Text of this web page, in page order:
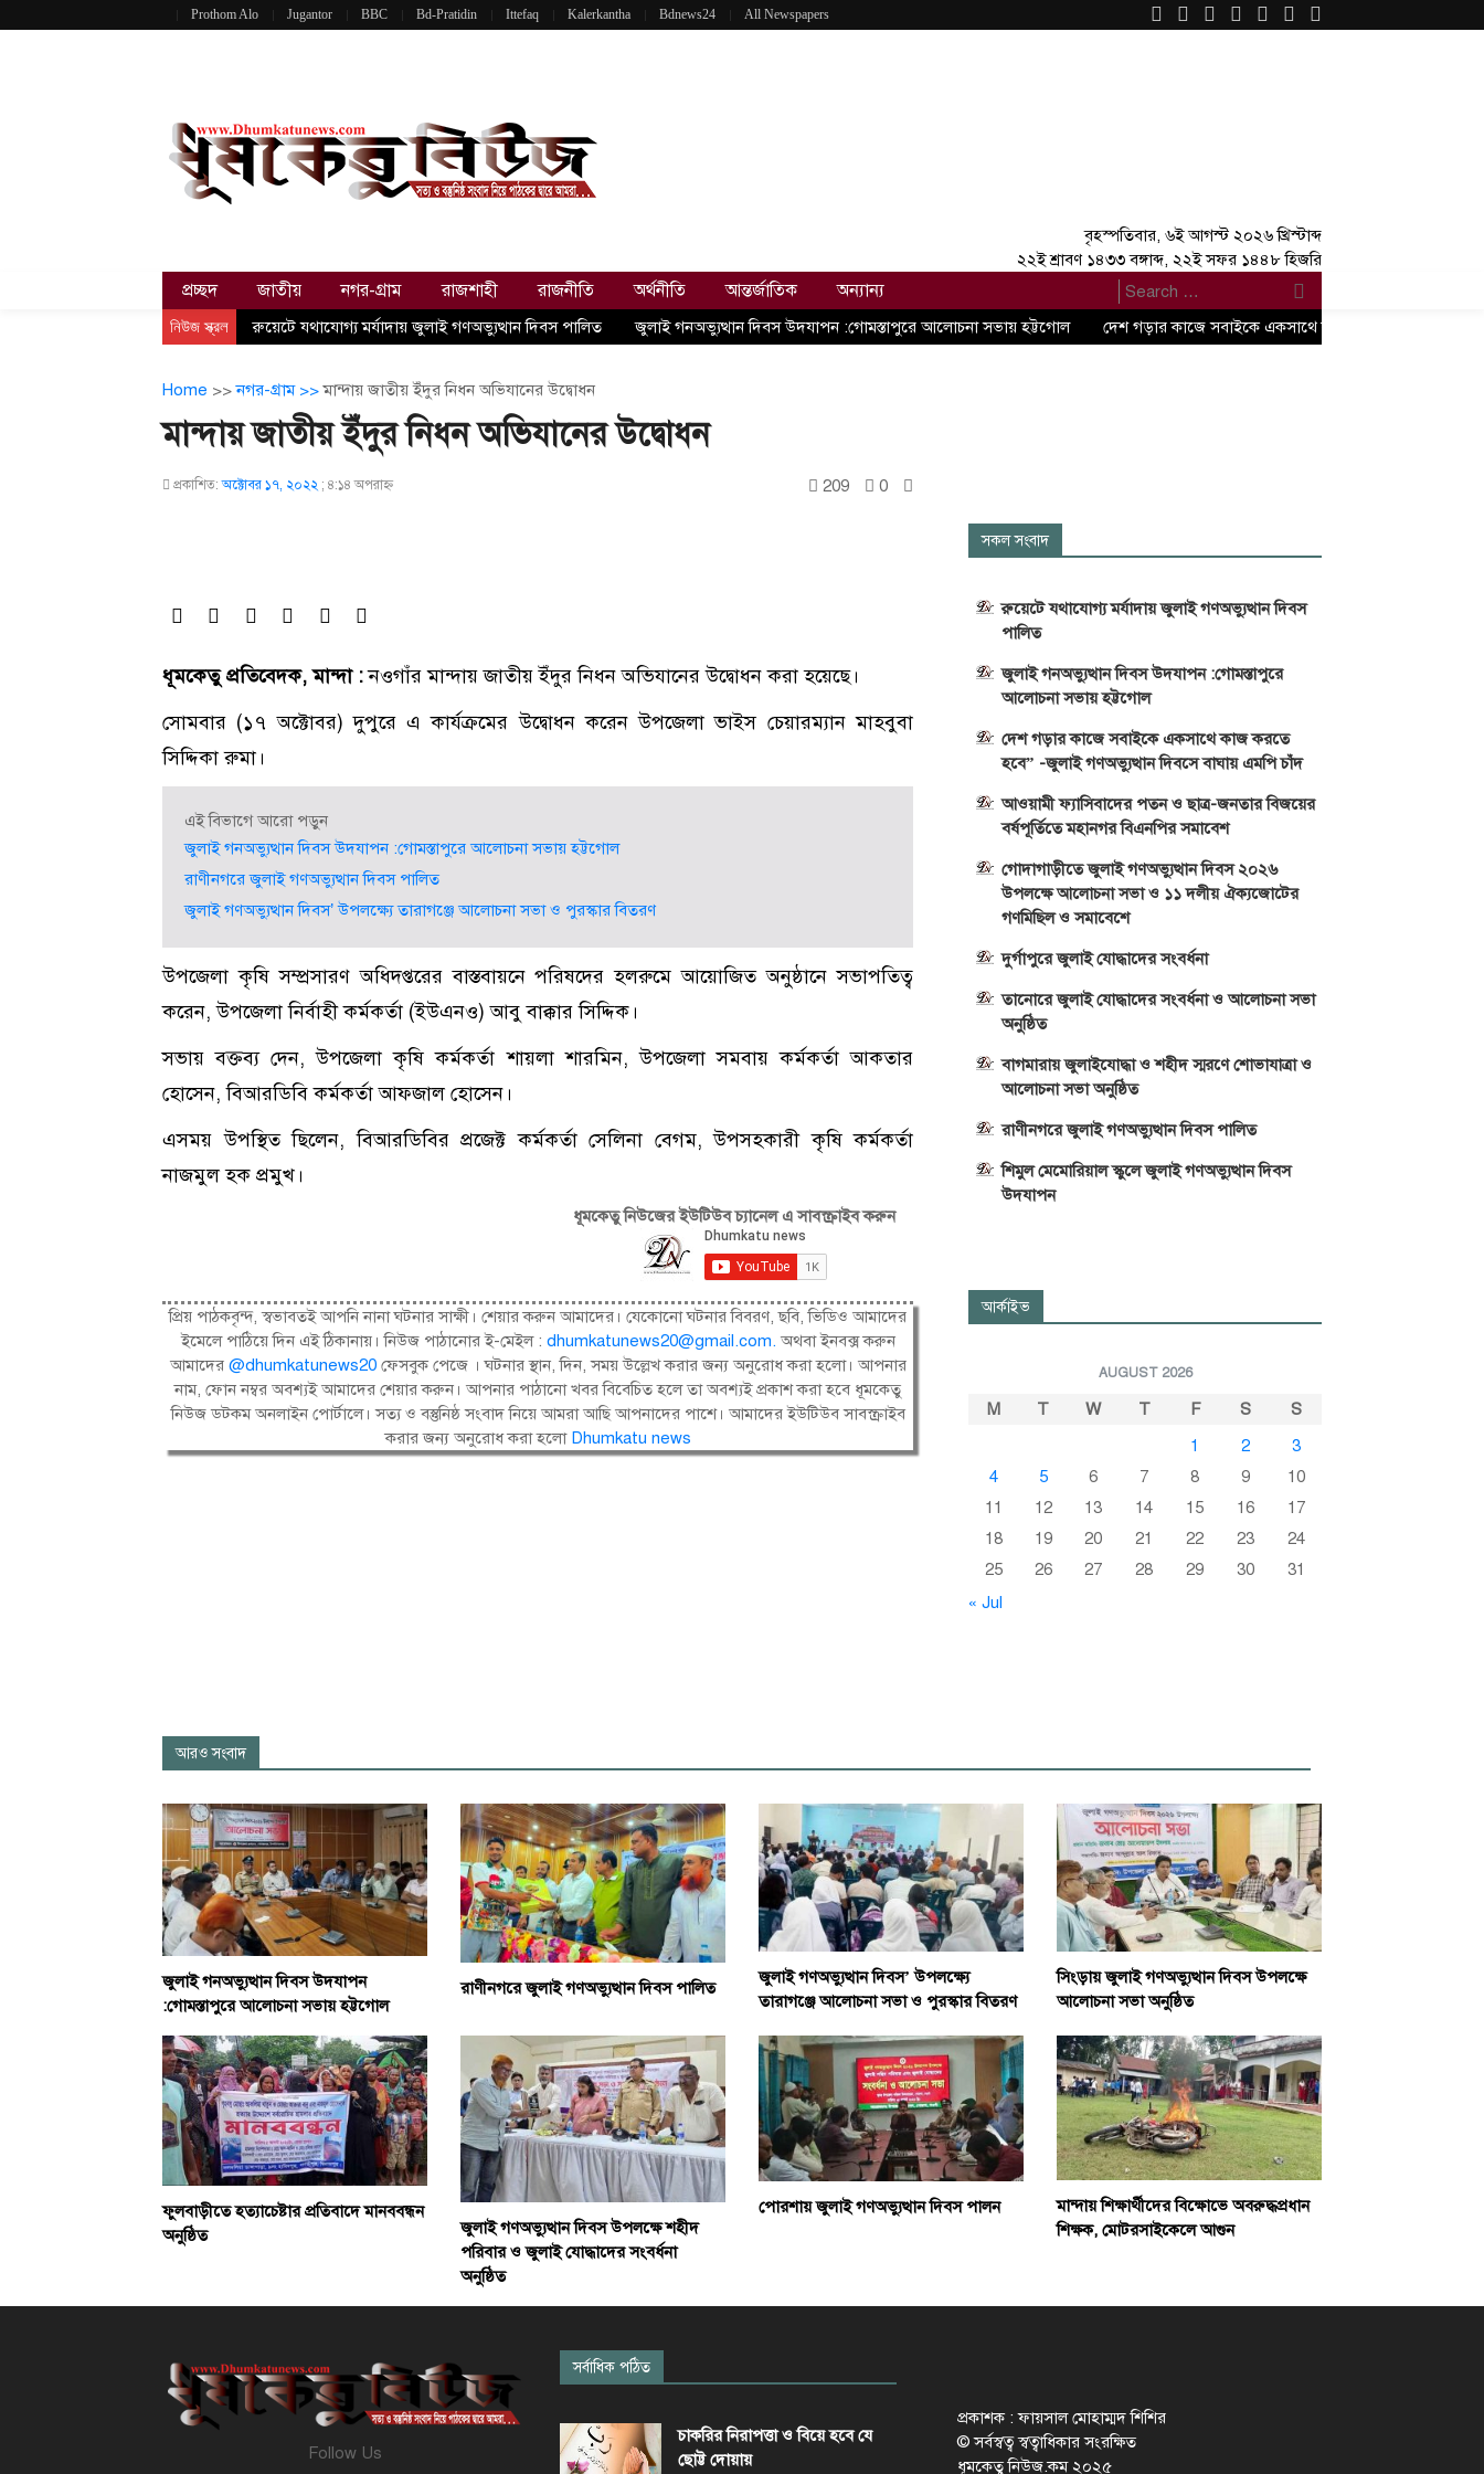
Prothom Alo Jugantor BBC Bd-Pratidin Ittefaq Kalerkantha Bdnews24 All Newspapers
বৃহস্পতিবার, ৬ই আগস্ট ২০২৬ খ্রিস্টাব্দ
২২ই শ্রাবণ ১৪৩৩ বঙ্গাব্দ, ২২ই সফর ১৪৪৮ হিজরি
প্রচ্ছদ জাতীয় নগর-গ্রাম রাজশাহী রাজনীতি অর্থনীতি আন্তর্জাতিক অন্যান্য
×
নিউজ স্ক্রল রুয়েটে যথাযোগ্য মর্যাদায় জুলাই গণঅভ্যুত্থান দিবস পালিত জুলাই গনঅভ্যুত্থান দিবস উদযাপন :গোমস্তাপুরে আলোচনা সভায় হট্টগোল দেশ গড়ার কাজে সবাইকে একসাথে কাজ করতে হবে” -জুলাই
Home >>নগর-গ্রাম >>মান্দায় জাতীয় ইঁদুর নিধন অভিযানের উদ্বোধন
মান্দায় জাতীয় ইঁদুর নিধন অভিযানের উদ্বোধন
প্রকাশিত:অক্টোবর ১৭, ২০২২ ; ৪:১৪ অপরাহ্ণ 209 0
ধূমকেতু প্রতিবেদক, মান্দা :নওগাঁর মান্দায় জাতীয় ইঁদুর নিধন অভিযানের উদ্বোধন করা হয়েছে।
সোমবার (১৭ অক্টোবর) দুপুরে এ কার্যক্রমের উদ্বোধন করেন উপজেলা ভাইস চেয়ারম্যান মাহবুবা
সিদ্দিকা রুমা।
এই বিভাগে আরো পড়ুন
জুলাই গনঅভ্যুত্থান দিবস উদযাপন :গোমস্তাপুরে আলোচনা সভায় হট্টগোল
রাণীনগরে জুলাই গণঅভ্যুত্থান দিবস পালিত
জুলাই গণঅভ্যুত্থান দিবস’ উপলক্ষ্যে তারাগঞ্জে আলোচনা সভা ও পুরস্কার বিতরণ
উপজেলা কৃষি সম্প্রসারণ অধিদপ্তরের বাস্তবায়নে পরিষদের হলরুমে আয়োজিত অনুষ্ঠানে সভাপতিত্ব
করেন, উপজেলা নির্বাহী কর্মকর্তা (ইউএনও) আবু বাক্কার সিদ্দিক।
সভায় বক্তব্য দেন, উপজেলা কৃষি কর্মকর্তা শায়লা শারমিন, উপজেলা সমবায় কর্মকর্তা আকতার
হোসেন, বিআরডিবি কর্মকর্তা আফজাল হোসেন।
এসময় উপস্থিত ছিলেন, বিআরডিবির প্রজেক্ট কর্মকর্তা সেলিনা বেগম, উপসহকারী কৃষি কর্মকর্তা
নাজমুল হক প্রমুখ।
ধূমকেতু নিউজের ইউটিউব চ্যানেল এ সাবস্ক্রাইব করুন
প্রিয় পাঠকবৃন্দ, স্বভাবতই আপনি নানা ঘটনার সাক্ষী। শেয়ার করুন আমাদের। যেকোনো ঘটনার বিবরণ, ছবি, ভিডিও আমাদের
ইমেলে পাঠিয়ে দিন এই ঠিকানায়। নিউজ পাঠানোর ই-মেইল : dhumkatunews20@gmail.com. অথবা ইনবক্স করুন
আমাদের@dhumkatunews20 ফেসবুক পেজে । ঘটনার স্থান, দিন, সময় উল্লেখ করার জন্য অনুরোধ করা হলো। আপনার
নাম, ফোন নম্বর অবশ্যই আমাদের শেয়ার করুন। আপনার পাঠানো খবর বিবেচিত হলে তা অবশ্যই প্রকাশ করা হবে ধূমকেতু
নিউজ ডটকম অনলাইন পোর্টালে। সত্য ও বস্তুনিষ্ঠ সংবাদ নিয়ে আমরা আছি আপনাদের পাশে। আমাদের ইউটিউব সাবস্ক্রাইব
করার জন্য অনুরোধ করা হলো Dhumkatu news
সকল সংবাদ
রুয়েটে যথাযোগ্য মর্যাদায় জুলাই গণঅভ্যুত্থান দিবস
পালিত
জুলাই গনঅভ্যুত্থান দিবস উদযাপন :গোমস্তাপুরে
আলোচনা সভায় হট্টগোল
দেশ গড়ার কাজে সবাইকে একসাথে কাজ করতে
হবে” -জুলাই গণঅভ্যুত্থান দিবসে বাঘায় এমপি চাঁদ
আওয়ামী ফ্যাসিবাদের পতন ও ছাত্র-জনতার বিজয়ের
বর্ষপূর্তিতে মহানগর বিএনপির সমাবেশ
গোদাগাড়ীতে জুলাই গণঅভ্যুত্থান দিবস ২০২৬
উপলক্ষে আলোচনা সভা ও ১১ দলীয় ঐক্যজোটের
গণমিছিল ও সমাবেশে
দুর্গাপুরে জুলাই যোদ্ধাদের সংবর্ধনা
তানোরে জুলাই যোদ্ধাদের সংবর্ধনা ও আলোচনা সভা
অনুষ্ঠিত
বাগমারায় জুলাইযোদ্ধা ও শহীদ স্মরণে শোভাযাত্রা ও
আলোচনা সভা অনুষ্ঠিত
রাণীনগরে জুলাই গণঅভ্যুত্থান দিবস পালিত
শিমুল মেমোরিয়াল স্কুলে জুলাই গণঅভ্যুত্থান দিবস
উদযাপন
আর্কাইভ
AUGUST 2026
M T W T F S
S
1
2
3
4
5 6 7 8 9
10
11
12 13 14 15 16
17
18
19 20 21 22 23
24
25
26 27 28 29 30
31
« Jul
আরও সংবাদ
জুলাই গনঅভ্যুত্থান দিবস উদযাপন
:গোমস্তাপুরে আলোচনা সভায় হট্টগোল
রাণীনগরে জুলাই গণঅভ্যুত্থান দিবস পালিত
জুলাই গণঅভ্যুত্থান দিবস’ উপলক্ষ্যে
তারাগঞ্জে আলোচনা সভা ও পুরস্কার বিতরণ
সিংড়ায় জুলাই গণঅভ্যুত্থান দিবস উপলক্ষে
আলোচনা সভা অনুষ্ঠিত
ফুলবাড়ীতে হত্যাচেষ্টার প্রতিবাদে মানববন্ধন
অনুষ্ঠিত
জুলাই গণঅভ্যুত্থান দিবস উপলক্ষে শহীদ
পরিবার ও জুলাই যোদ্ধাদের সংবর্ধনা
অনুষ্ঠিত
পোরশায় জুলাই গণঅভ্যুত্থান দিবস পালন
মান্দায় শিক্ষার্থীদের বিক্ষোভে অবরুদ্ধপ্রধান
শিক্ষক, মোটরসাইকেলে আগুন
Follow Us
সর্বাধিক পঠিত
চাকরির নিরাপত্তা ও বিয়ে হবে যে
ছোট্ট দোয়ায়
প্রকাশক : ফায়সাল মোহাম্মদ শিশির
© সর্বস্বত্ব স্বত্বাধিকার সংরক্ষিত
ধূমকেতু নিউজ.কম ২০২৫